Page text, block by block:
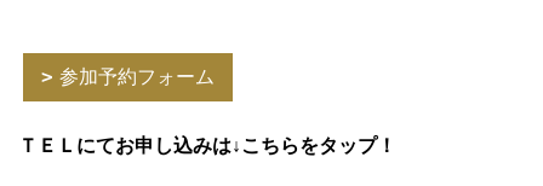
参加予約フォーム
ＴＥＬにてお申し込みは↓こちらをタップ！